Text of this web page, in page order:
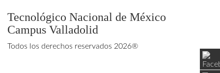
Tecnológico Nacional de México
Campus Valladolid
Todos los derechos reservados 2026®